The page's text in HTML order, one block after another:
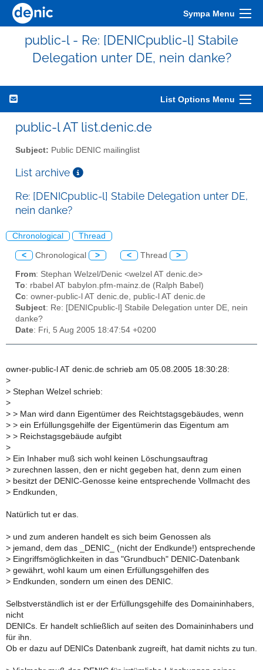
Sympa Menu
public-l - Re: [DENICpublic-l] Stabile
Delegation unter DE, nein danke?
List Options Menu
public-l AT list.denic.de
Subject: Public DENIC mailinglist
List archive
Re: [DENICpublic-l] Stabile Delegation unter DE,
nein danke?
Chronological Thread
< Chronological > < Thread >
From: Stephan Welzel/Denic <welzel AT denic.de>
To: rbabel AT babylon.pfm-mainz.de (Ralph Babel)
Cc: owner-public-l AT denic.de, public-l AT denic.de
Subject: Re: [DENICpublic-l] Stabile Delegation unter DE, nein
danke?
Date: Fri, 5 Aug 2005 18:47:54 +0200
owner-public-l AT denic.de schrieb am 05.08.2005 18:30:28:
>
> Stephan Welzel schrieb:
>
> > Man wird dann Eigentümer des Reichtstagsgebäudes, wenn
> > ein Erfüllungsgehilfe der Eigentümerin das Eigentum am
> > Reichstagsgebäude aufgibt
>
> Ein Inhaber muß sich wohl keinen Löschungsauftrag
> zurechnen lassen, den er nicht gegeben hat, denn zum einen
> besitzt der DENIC-Genosse keine entsprechende Vollmacht des
> Endkunden,
Natürlich tut er das.
> und zum anderen handelt es sich beim Genossen als
> jemand, dem das _DENIC_ (nicht der Endkunde!) entsprechende
> Eingriffsmöglichkeiten in das "Grundbuch" DENIC-Datenbank
> gewährt, wohl kaum um einen Erfüllungsgehilfen des
> Endkunden, sondern um einen des DENIC.
Selbstverständlich ist er der Erfüllungsgehilfe des Domaininhabers,
nicht
DENICs. Er handelt schließlich auf seiten des Domaininhabers und
für ihn.
Ob er dazu auf DENICs Datenbank zugreift, hat damit nichts zu tun.